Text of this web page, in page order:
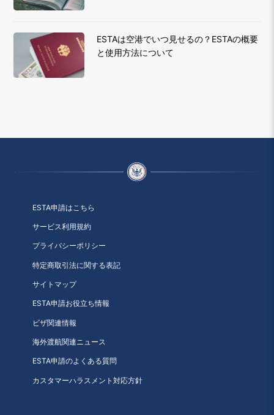
ESTAは空港でいつ見せるの？ESTAの概要
と使用方法について
ESTA申請はこちら
サービス利用規約
プライバシーポリシー
特定商取引法に関する表記
サイトマップ
ESTA申請お役立ち情報
ビザ関連情報
海外渡航関連ニュース
ESTA申請のよくある質問
カスタマーハラスメント対応方針